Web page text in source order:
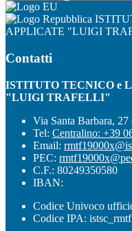
APPLICATE "LUIGI
Contatti
ISTITUTO TECNICO e
"LUIGI TRAFELLI"
Via Santa Barbara,
Tel: Centralino: +39
Email:
PEC:
C.F.: 80249350580
IBAN:
Codice Univoco
Codice IPA: